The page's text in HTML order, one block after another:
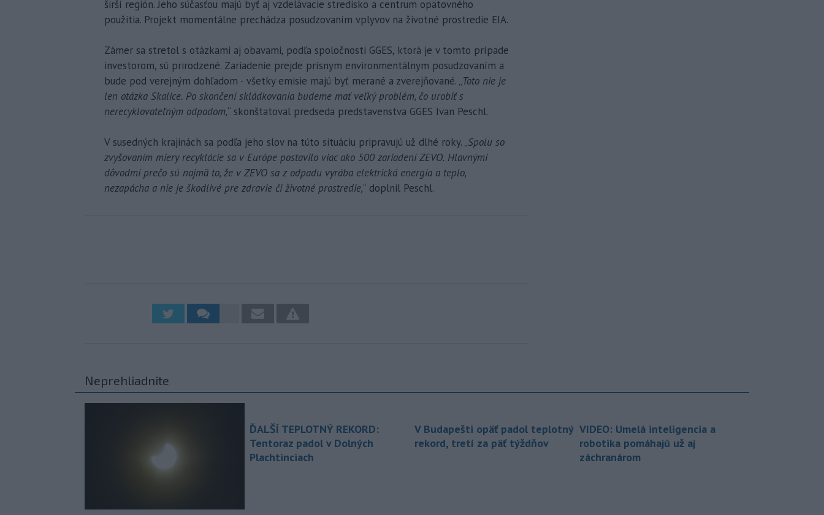
širší región. Jeho súčasťou majú byť aj vzdelávacie stredisko a centrum opätovného
použitia. Projekt momentálne prechádza posudzovaním vplyvov na životné prostredie EIA.
Zámer sa stretol s otázkami aj obavami, podľa spoločnosti GGES, ktorá je v tomto prípade
investorom, sú prirodzené. Zariadenie prejde prísnym environmentálnym posudzovaním a
bude pod verejným dohľadom - všetky emisie majú byť merané a zverejňované. „Toto nie je
len otázka Skalice. Po skončení skládkovania budeme mať veľký problém, čo urobiť s
nerecyklovateľným odpadom,“ skonštatoval predseda predstavenstva GGES Ivan Peschl.
V susedných krajinách sa podľa jeho slov na túto situáciu pripravujú už dlhé roky. „Spolu so
zvyšovaním miery recyklácie sa v Európe postavilo viac ako 500 zariadení ZEVO. Hlavnými
dôvodmi prečo sú najmä to, že v ZEVO sa z odpadu vyrába elektrická energia a teplo,
nezapácha a nie je škodlivé pre zdravie či životné prostredie,“ doplnil Peschl.
Neprehliadnite
ĎALŠÍ TEPLOTNÝ REKORD:
Tentoraz padol v Dolných
Plachtinciach
V Budapešti opäť padol teplotný
rekord, tretí za päť týždňov
VIDEO: Umelá inteligencia a
robotika pomáhajú už aj
záchranárom